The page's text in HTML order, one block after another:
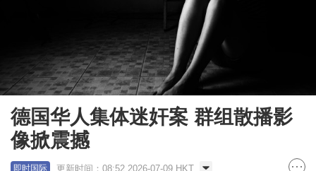
德国华人集体迷奸案 群组散播影
像掀震撼
即时国际 更新时间：08:52 2026-07-09 HKT